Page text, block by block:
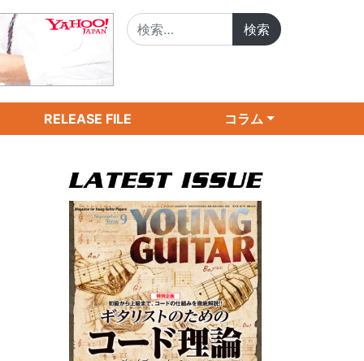
RELEASE FILE コラム